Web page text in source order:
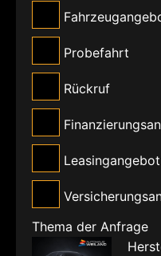
Probefahrt
Rückruf
Leasingangebot
Thema der Anfrage